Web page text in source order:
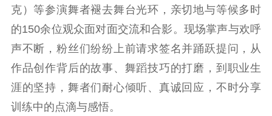
克）等参演舞者褪去舞台光环，亲切地与等候多时
的150余位观众面对面交流和合影。现场掌声与欢呼
声不断，粉丝们纷纷上前请求签名并踊跃提问，从
作品创作背后的故事、舞蹈技巧的打磨，到职业生
涯的坚持，舞者们耐心倾听、真诚回应，不时分享
训练中的点滴与感悟。